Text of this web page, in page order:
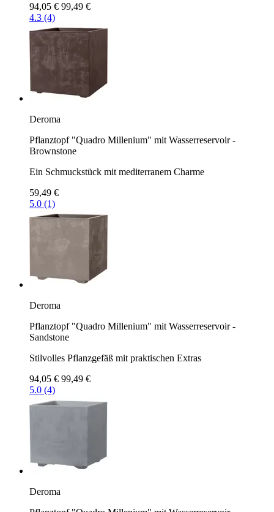
94,05 € 99,49 €
4.3 (4)
Deroma
Pflanztopf "Quadro Millenium" mit Wasserreservoir -
Brownstone
Ein Schmuckstück mit mediterranem Charme
59,49 €
5.0 (1)
Deroma
Pflanztopf "Quadro Millenium" mit Wasserreservoir -
Sandstone
Stilvolles Pflanzgefäß mit praktischen Extras
94,05 € 99,49 €
5.0 (4)
Deroma